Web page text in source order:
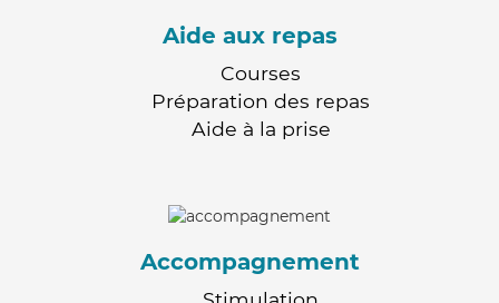
Aide aux repas
Courses
Préparation des repas
Aide à la prise
Accompagnement